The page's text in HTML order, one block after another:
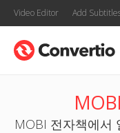
Video Editor Add
MOBI 전자책에서